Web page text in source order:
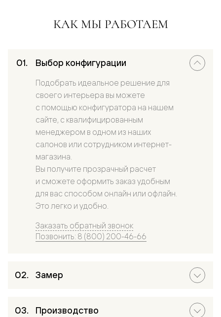
КАК МЫ РАБОТАЕМ
Выбор конфигурации
Подобрать идеальное решение для
своего интерьера вы можете
с помощью конфигуратора на нашем
сайте, с квалифицированным
менеджером в одном из наших
салонов или сотрудником интернет-
магазина.
Вы получите прозрачный расчет
и сможете оформить заказ удобным
для вас способом онлайн или офлайн.
Это легко и удобно.
Заказать обратный звонок
Позвонить: 8 (800) 200-46-66
Замер
Производство